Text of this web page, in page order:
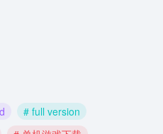
# full version